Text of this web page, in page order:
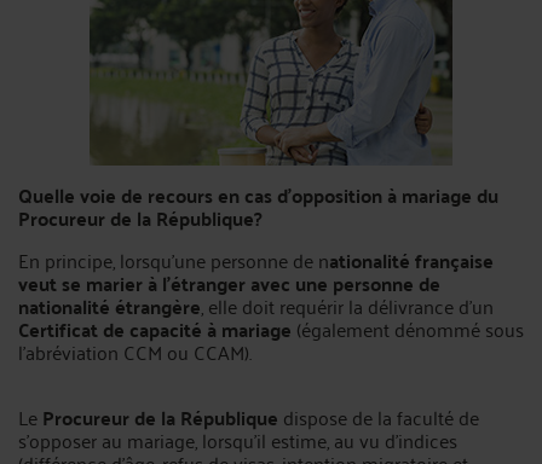
Quelle voie de recours en cas d’opposition à mariage du
Procureur de la République?
En principe, lorsqu’une personne de nationalité française
veut se marier à l’étranger avec une personne de
nationalité étrangère, elle doit requérir la délivrance d’un
Certificat de capacité à mariage (également dénommé sous
l’abréviation CCM ou CCAM).
LeProcureur de la République dispose de la faculté de
s’opposer au mariage, lorsqu’il estime, au vu d’indices